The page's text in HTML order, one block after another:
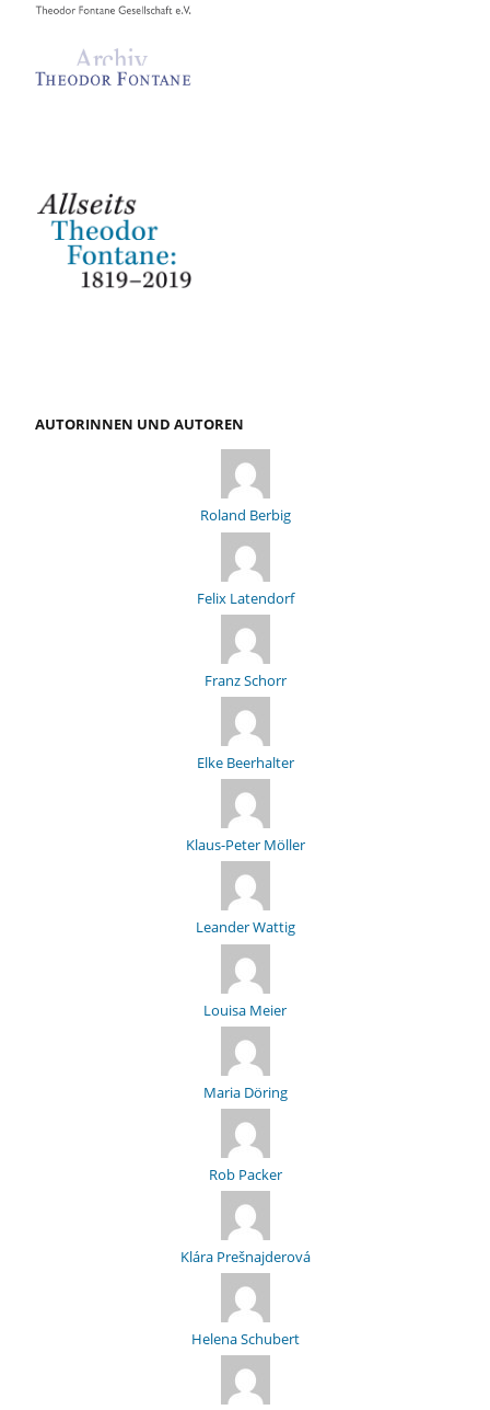
AUTORINNEN UND AUTOREN
Roland Berbig
Felix Latendorf
Franz Schorr
Elke Beerhalter
Klaus-Peter Möller
Leander Wattig
Louisa Meier
Maria Döring
Rob Packer
Klára Prešnajderová
Helena Schubert